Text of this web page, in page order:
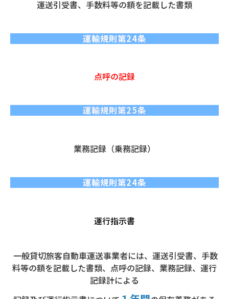
運送引受書、手数料等の額を記載した書類
運輸規則第24条
点呼の記録
運輸規則第25条
業務記録（乗務記録）
運輸規則第24条
運行指示書
一般貸切旅客自動車運送事業者には、運送引受書、手数
料等の額を記載した書類、点呼の記録、業務記録、運行
記録計による